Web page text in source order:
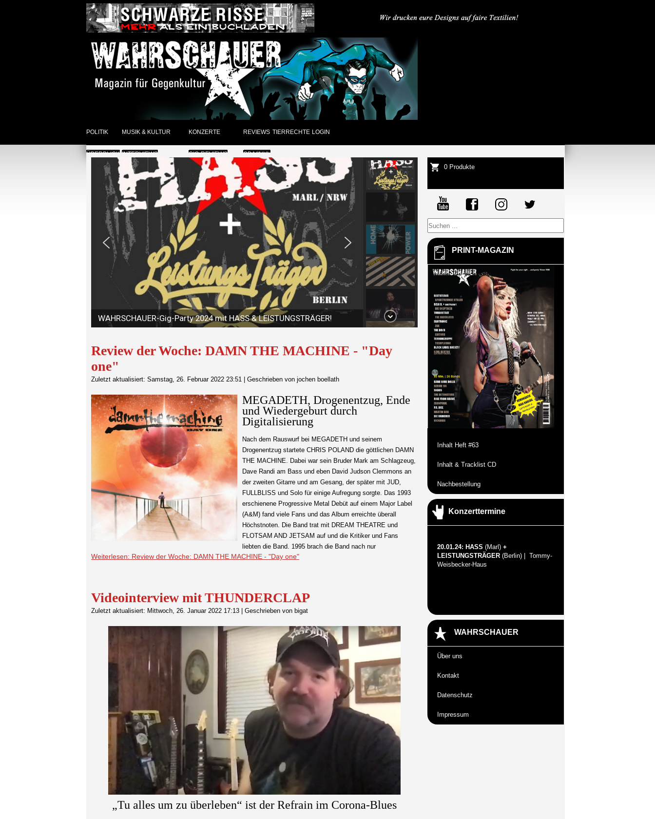
POLITIK
ÜBERBLICK
MUSIK & KULTUR
INTERVIEWS
REVIEWS DER WOCHE
SONSTIGES
ÜBERBLICK
KONZERTE
GIG-REVIEWS
ANKÜNDIGUNGEN
ÜBERBLICK
REVIEWS
CD/VINYL
DVD
PAPIER
ARCHIV
TIERRECHTE LOGIN
Review der Woche: DAMN THE MACHINE - "Day
one"
Zuletzt aktualisiert: Samstag, 26. Februar 2022 23:51 Geschrieben von jochen boellath
MEGADETH, Drogenentzug, Ende
und Wiedergeburt durch
Digitalisierung
Nach dem Rauswurf bei MEGADETH und seinem
Drogenentzug startete CHRIS POLAND die göttlichen DAMN
THE MACHINE. Dabei war sein Bruder Mark am Schlagzeug,
Dave Randi am Bass und eben David Judson Clemmons an
der zweiten Gitarre und am Gesang, der später mit JUD,
FULLBLISS und Solo für einige Aufregung sorgte. Das 1993
erschienene Progressive Metal Debüt auf einem Major Label
(A&M) fand viele Fans und das Album erreichte überall
Höchstnoten. Die Band trat mit DREAM THEATRE und
FLOTSAM AND JETSAM auf und die Kritiker und Fans
liebten die Band. 1995 brach die Band nach nur
Weiterlesen: Review der Woche: DAMN THE MACHINE - "Day one"
Videointerview mit THUNDERCLAP
Zuletzt aktualisiert: Mittwoch, 26. Januar 2022 17:13 Geschrieben von bigat
„Tu alles um zu überleben“ ist der Refrain im Corona-Blues
0 Produkte
PRINT-MAGAZIN
Inhalt Heft #63
Inhalt & Tracklist CD
Nachbestellung
Konzerttermine
20.01.24: HASS (Marl) +
LEISTUNGSTRÄGER (Berlin) | Tommy-
Weisbecker-Haus
WAHRSCHAUER
Über uns
Kontakt
Datenschutz
Impressum